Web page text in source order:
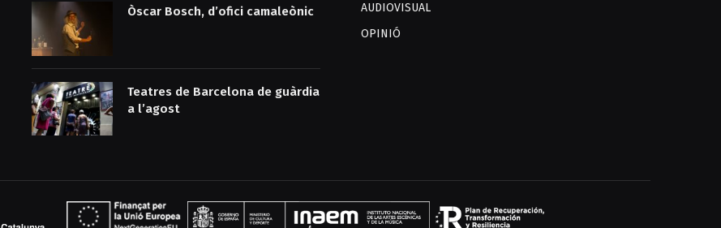
Òscar Bosch, d’ofici camaleònic
Teatres de Barcelona de guàrdia
a l’agost
AUDIOVISUAL
OPINIÓ